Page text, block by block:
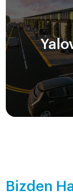
Bizden